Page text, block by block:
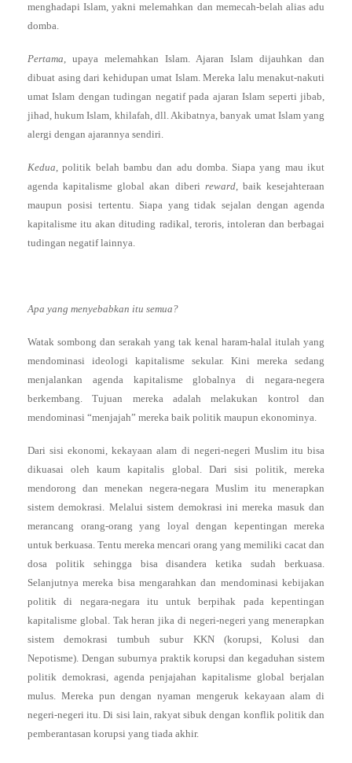
menghadapi Islam, yakni melemahkan dan memecah-belah alias adu
domba.
Pertama, upaya melemahkan Islam. Ajaran Islam dijauhkan dan
dibuat asing dari kehidupan umat Islam. Mereka lalu menakut-nakuti
umat Islam dengan tudingan negatif pada ajaran Islam seperti jibab,
jihad, hukum Islam, khilafah, dll. Akibatnya, banyak umat Islam yang
alergi dengan ajarannya sendiri.
Kedua, politik belah bambu dan adu domba. Siapa yang mau ikut
agenda kapitalisme global akan diberi reward, baik kesejahteraan
maupun posisi tertentu. Siapa yang tidak sejalan dengan agenda
kapitalisme itu akan dituding radikal, teroris, intoleran dan berbagai
tudingan negatif lainnya.
Apa yang menyebabkan itu semua?
Watak sombong dan serakah yang tak kenal haram-halal itulah yang
mendominasi ideologi kapitalisme sekular. Kini mereka sedang
menjalankan agenda kapitalisme globalnya di negara-negera
berkembang. Tujuan mereka adalah melakukan kontrol dan
mendominasi “menjajah” mereka baik politik maupun ekonominya.
Dari sisi ekonomi, kekayaan alam di negeri-negeri Muslim itu bisa
dikuasai oleh kaum kapitalis global. Dari sisi politik, mereka
mendorong dan menekan negera-negara Muslim itu menerapkan
sistem demokrasi. Melalui sistem demokrasi ini mereka masuk dan
merancang orang-orang yang loyal dengan kepentingan mereka
untuk berkuasa. Tentu mereka mencari orang yang memiliki cacat dan
dosa politik sehingga bisa disandera ketika sudah berkuasa.
Selanjutnya mereka bisa mengarahkan dan mendominasi kebijakan
politik di negara-negara itu untuk berpihak pada kepentingan
kapitalisme global. Tak heran jika di negeri-negeri yang menerapkan
sistem demokrasi tumbuh subur KKN (korupsi, Kolusi dan
Nepotisme). Dengan suburnya praktik korupsi dan kegaduhan sistem
politik demokrasi, agenda penjajahan kapitalisme global berjalan
mulus. Mereka pun dengan nyaman mengeruk kekayaan alam di
negeri-negeri itu. Di sisi lain, rakyat sibuk dengan konflik politik dan
pemberantasan korupsi yang tiada akhir.